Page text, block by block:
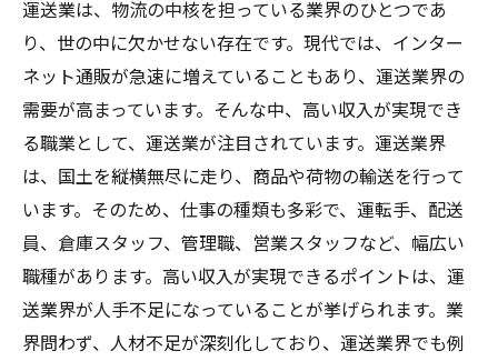
運送業は、物流の中核を担っている業界のひとつであ
り、世の中に欠かせない存在です。現代では、インター
ネット通販が急速に増えていることもあり、運送業界の
需要が高まっています。そんな中、高い収入が実現でき
る職業として、運送業が注目されています。運送業界
は、国土を縦横無尽に走り、商品や荷物の輸送を行って
います。そのため、仕事の種類も多彩で、運転手、配送
員、倉庫スタッフ、管理職、営業スタッフなど、幅広い
職種があります。高い収入が実現できるポイントは、運
送業界が人手不足になっていることが挙げられます。業
界問わず、人材不足が深刻化しており、運送業界でも例